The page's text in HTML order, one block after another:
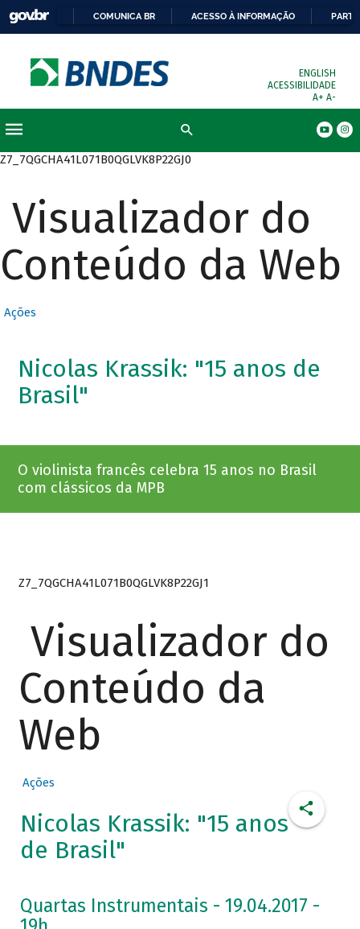
COMUNICA BR ACESSO À INFORMAÇÃO
ENGLISH
ACESSIBILIDADE
A+ A-
Z7_7QGCHA41L071B0QGLVK8P22GJ0
Visualizador do
Conteúdo da Web
Ações
Nicolas Krassik: "15 anos de
Brasil"
O violinista francês celebra 15 anos no Brasil
com clássicos da MPB
Z7_7QGCHA41L071B0QGLVK8P22GJ1
Visualizador do
Conteúdo da
Web
Ações
Nicolas Krassik: "15 anos
de Brasil"
Quartas Instrumentais - 19.04.2017 -